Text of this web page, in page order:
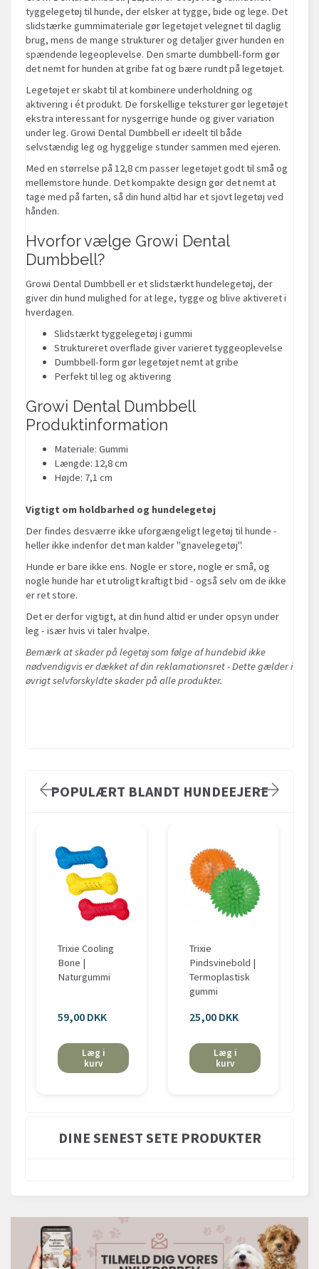
tyggelegetøj til hunde, der elsker at tygge, bide og lege. Det
slidstærke gummimateriale gør legetøjet velegnet til daglig
brug, mens de mange strukturer og detaljer giver hunden en
spændende legeoplevelse. Den smarte dumbbell-form gør
det nemt for hunden at gribe fat og bære rundt på legetøjet.
Legetøjet er skabt til at kombinere underholdning og
aktivering i ét produkt. De forskellige teksturer gør legetøjet
ekstra interessant for nysgerrige hunde og giver variation
under leg. Growi Dental Dumbbell er ideelt til både
selvstændig leg og hyggelige stunder sammen med ejeren.
Med en størrelse på 12,8 cm passer legetøjet godt til små og
mellemstore hunde. Det kompakte design gør det nemt at
tage med på farten, så din hund altid har et sjovt legetøj ved
hånden.
Hvorfor vælge Growi Dental
Dumbbell?
Growi Dental Dumbbell er et slidstærkt hundelegetøj, der
giver din hund mulighed for at lege, tygge og blive aktiveret i
hverdagen.
Slidstærkt tyggelegetøj i gummi
Struktureret overflade giver varieret tyggeoplevelse
Dumbbell-form gør legetøjet nemt at gribe
Perfekt til leg og aktivering
Growi Dental Dumbbell
Produktinformation
Materiale: Gummi
Længde: 12,8 cm
Højde: 7,1 cm
Vigtigt om holdbarhed og hundelegetøj
Der findes desværre ikke uforgængeligt legetøj til hunde -
heller ikke indenfor det man kalder "gnavelegetøj".
Hunde er bare ikke ens. Nogle er store, nogle er små, og
nogle hunde har et utroligt kraftigt bid - også selv om de ikke
er ret store.
Det er derfor vigtigt, at din hund altid er under opsyn under
leg - især hvis vi taler hvalpe.
Bemærk at skader på legetøj som følge af hundebid ikke
nødvendigvis er dækket af din reklamationsret - Dette gælder i
øvrigt selvforskyldte skader på alle produkter.
POPULÆRT BLANDT HUNDEEJERE
Trixie Cooling
Bone |
Naturgummi
59,00 DKK
Læg i
kurv
Trixie
Pindsvinebold |
Termoplastisk
gummi
25,00 DKK
Læg i
kurv
DINE SENEST SETE PRODUKTER